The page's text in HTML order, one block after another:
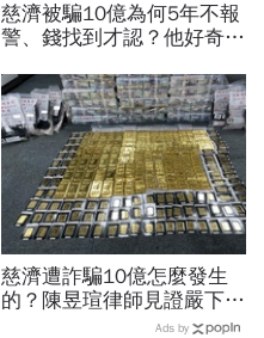
慈濟被騙10億為何5年不報
警、錢找到才認？他好奇：
「擋疫苗」黑鍋只求1件事
慈濟遭詐騙10億怎麼發生
的？陳昱瑄律師見證嚴下跪
博信任！豪宅藏158公斤黃
Ads by